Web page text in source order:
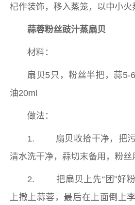
杞作装饰，移入蒸笼，以中小火
蒜蓉粉丝豉汁蒸扇贝
材料：
扇贝5只，粉丝半把，蒜5-
油20ml
做法：
1. 扇贝收拾干净，把污
清水洗干净，蒜切末备用，粉丝
2. 把扇贝上先“团”好粉
上撒上蒜蓉，最后在上面倒上